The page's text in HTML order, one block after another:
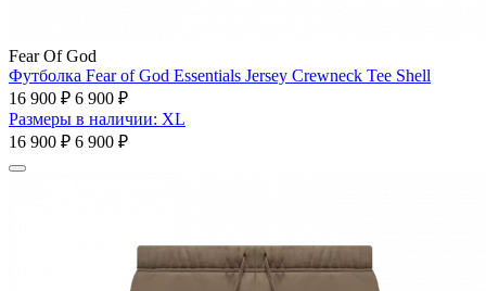
Fear Of God
Футболка Fear of God Essentials Jersey Crewneck Tee Shell
16 900 ₽ 6 900 ₽
Размеры в наличии: XL
16 900 ₽ 6 900 ₽